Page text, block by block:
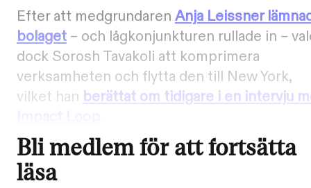
Efter att medgrundaren Anja Leissner
bolaget – och lågkonjunkturen rullade in –
dock Sorosh Tavakoli att komprimera
verksamheten och flytta den till New York,
vilket han berättat om tidigare i en intervju
Bli medlem för att fortsätta
läsa